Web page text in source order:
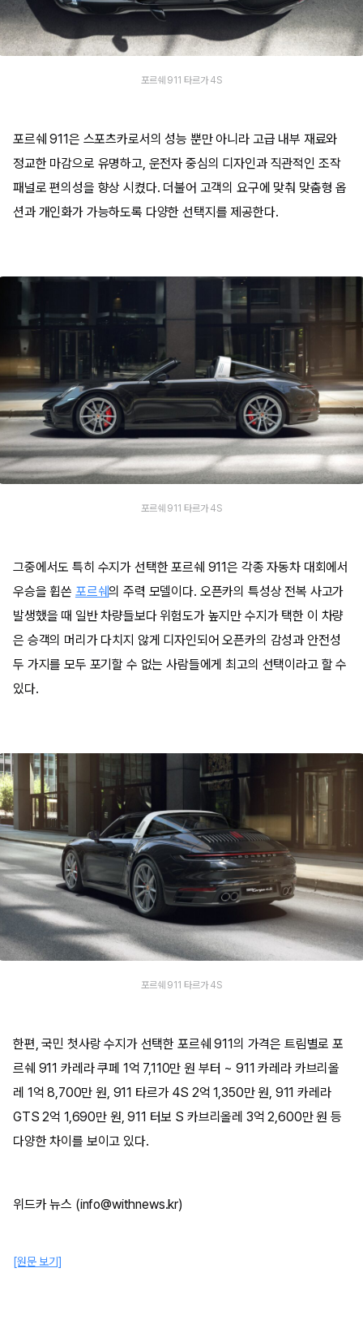
포르쉐 911 타르가 4S
포르쉐 911은 스포츠카로서의 성능 뿐만 아니라 고급 내부 재료와
정교한 마감으로 유명하고, 운전자 중심의 디자인과 직관적인 조작
패널로 편의성을 향상 시켰다. 더불어 고객의 요구에 맞춰 맞춤형 옵
션과 개인화가 가능하도록 다양한 선택지를 제공한다.
포르쉐 911 타르가 4S
그중에서도 특히 수지가 선택한 포르쉐 911은 각종 자동차 대회에서
우승을 휩쓴 포르쉐의 주력 모델이다. 오픈카의 특성상 전복 사고가
발생했을 때 일반 차량들보다 위험도가 높지만 수지가 택한 이 차량
은 승객의 머리가 다치지 않게 디자인되어 오픈카의 감성과 안전성
두 가지를 모두 포기할 수 없는 사람들에게 최고의 선택이라고 할 수
있다.
포르쉐 911 타르가 4S
한편, 국민 첫사랑 수지가 선택한 포르쉐 911의 가격은 트림별로 포
르쉐 911 카레라 쿠페 1억 7,110만 원 부터 ~ 911 카레라 카브리올
레 1억 8,700만 원, 911 타르가 4S 2억 1,350만 원, 911 카레라
GTS 2억 1,690만 원, 911 터보 S 카브리올레 3억 2,600만 원 등
다양한 차이를 보이고 있다.
위드카 뉴스 (info@withnews.kr)
[원문 보기]